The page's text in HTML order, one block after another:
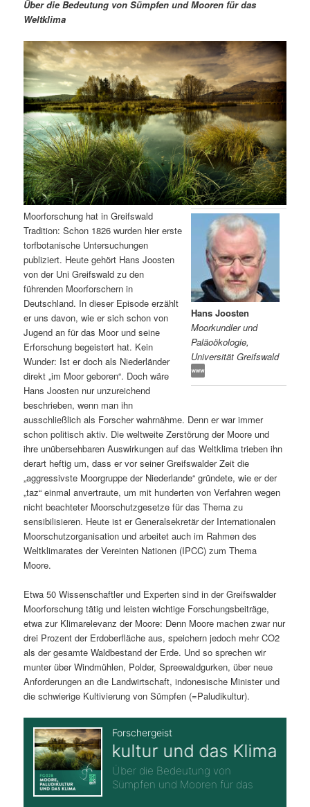
r
e
n
I
n
h
a
s
p
r
i
n
g
e
n
d
ä
r
e
n
I
n
l
t
s
p
r
i
n
g
e
n
n
a
g
a
t
i
o
n
Über die Bedeutung von Sümpfen und Mooren für das
Weltklima
Hans Joosten
Moorkundler und
Paläoökologie,
Universität Greifswald
Moorforschung hat in Greifswald
Tradition: Schon 1826 wurden hier erste
torfbotanische Untersuchungen
publiziert. Heute gehört Hans Joosten
von der Uni Greifswald zu den
führenden Moorforschern in
Deutschland. In dieser Episode erzählt
er uns davon, wie er sich schon von
Jugend an für das Moor und seine
Erforschung begeistert hat. Kein
Wunder: Ist er doch als Niederländer
direkt „im Moor geboren“. Doch wäre
Hans Joosten nur unzureichend
beschrieben, wenn man ihn
ausschließlich als Forscher wahrnähme. Denn er war immer
schon politisch aktiv. Die weltweite Zerstörung der Moore und
ihre unübersehbaren Auswirkungen auf das Weltklima trieben ihn
derart heftig um, dass er vor seiner Greifswalder Zeit die
„aggressivste Moorgruppe der Niederlande“ gründete, wie er der
„taz“ einmal anvertraute, um mit hunderten von Verfahren wegen
nicht beachteter Moorschutzgesetze für das Thema zu
sensibilisieren. Heute ist er Generalsekretär der Internationalen
Moorschutzorganisation und arbeitet auch im Rahmen des
Weltklimarates der Vereinten Nationen (IPCC) zum Thema
Moore.
Etwa 50 Wissenschaftler und Experten sind in der Greifswalder
Moorforschung tätig und leisten wichtige Forschungsbeiträge,
etwa zur Klimarelevanz der Moore: Denn Moore machen zwar nur
drei Prozent der Erdoberfläche aus, speichern jedoch mehr CO2
als der gesamte Waldbestand der Erde. Und so sprechen wir
munter über Windmühlen, Polder, Spreewaldgurken, über neue
Anforderungen an die Landwirtschaft, indonesische Minister und
die schwierige Kultivierung von Sümpfen (=Paludikultur).